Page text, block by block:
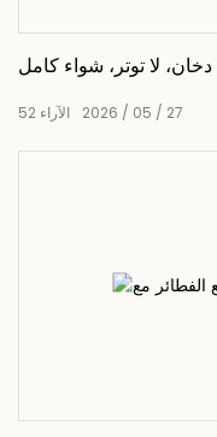
لا توتر، شواء كامل
2026 05 27
52 الآراء